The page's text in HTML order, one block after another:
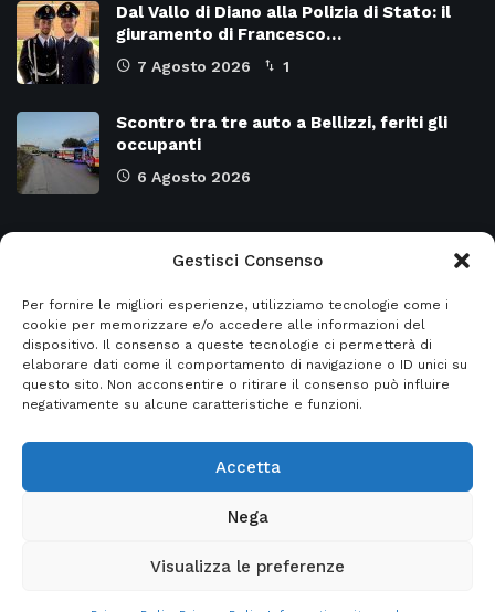
Gestisci Consenso
Per fornire le migliori esperienze, utilizziamo tecnologie come i
cookie per memorizzare e/o accedere alle informazioni del
dispositivo. Il consenso a queste tecnologie ci permetterà di
elaborare dati come il comportamento di navigazione o ID unici su
questo sito. Non acconsentire o ritirare il consenso può influire
negativamente su alcune caratteristiche e funzioni.
Accetta
Nega
Visualizza le preferenze
Dal Vallo di Diano alla Polizia di Stato: il
giuramento di Francesco…
7 Agosto 2026 1
Scontro tra tre auto a Bellizzi, feriti gli
occupanti
6 Agosto 2026
Attualità 8974
Cronaca 6478
Primo piano 5954
SALERNO e Provincia 4129
Regione CAMPANIA
Regione BASILICATA
- Italia2news powered by